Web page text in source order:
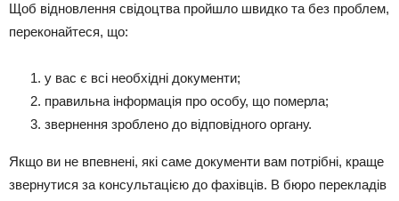
Щоб відновлення свідоцтва пройшло швидко та без проблем,
переконайтеся, що:
у вас є всі необхідні документи;
правильна інформація про особу, що померла;
звернення зроблено до відповідного органу.
Якщо ви не впевнені, які саме документи вам потрібні, краще
звернутися за консультацією до фахівців. В бюро перекладів